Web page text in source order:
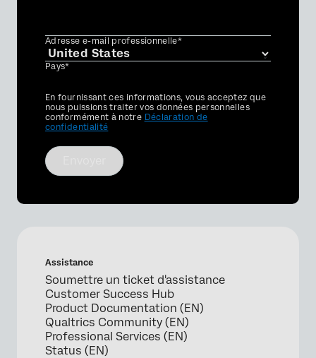
Adresse e-mail professionnelle*
Pays*
Privacy
Optin
En fournissant ces informations, vous acceptez que
nous puissions traiter vos données personnelles
conformément à notre Déclaration de
confidentialité
Assistance
Soumettre un ticket d'assistance
Customer Success Hub
Product Documentation (EN)
Qualtrics Community (EN)
Professional Services (EN)
Status (EN)